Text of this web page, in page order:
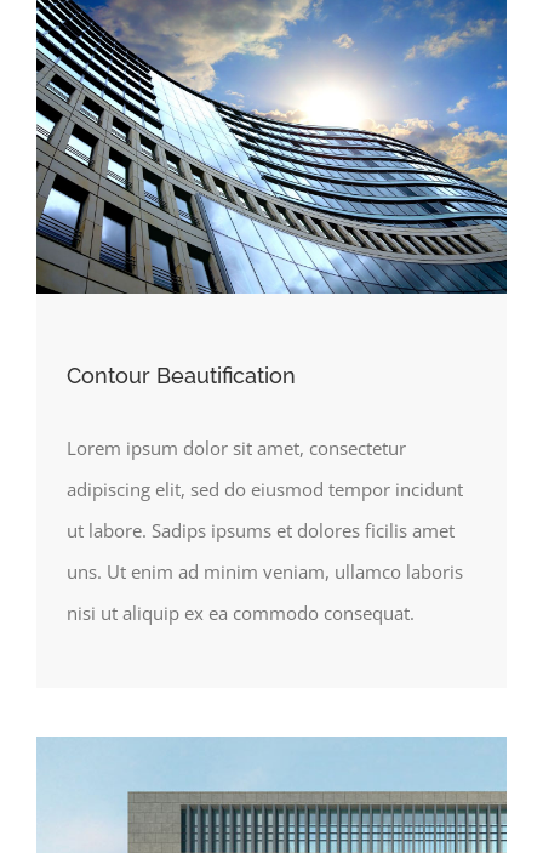
Contour Beautification
Lorem ipsum dolor sit amet, consectetur
adipiscing elit, sed do eiusmod tempor incidunt
ut labore. Sadips ipsums et dolores ficilis amet
uns. Ut enim ad minim veniam, ullamco laboris
nisi ut aliquip ex ea commodo consequat.